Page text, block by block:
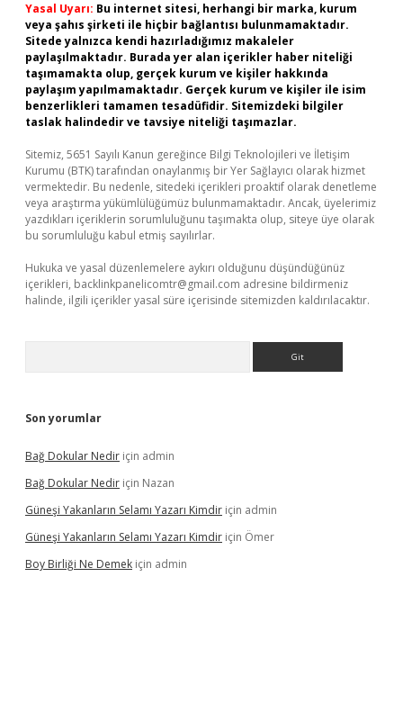
Yasal Uyarı: Bu internet sitesi, herhangi bir marka, kurum
veya şahıs şirketi ile hiçbir bağlantısı bulunmamaktadır.
Sitede yalnızca kendi hazırladığımız makaleler
paylaşılmaktadır. Burada yer alan içerikler haber niteliği
taşımamakta olup, gerçek kurum ve kişiler hakkında
paylaşım yapılmamaktadır. Gerçek kurum ve kişiler ile isim
benzerlikleri tamamen tesadüfidir. Sitemizdeki bilgiler
taslak halindedir ve tavsiye niteliği taşımazlar.
Sitemiz, 5651 Sayılı Kanun gereğince Bilgi Teknolojileri ve İletişim
Kurumu (BTK) tarafından onaylanmış bir Yer Sağlayıcı olarak hizmet
vermektedir. Bu nedenle, sitedeki içerikleri proaktif olarak denetleme
veya araştırma yükümlülüğümüz bulunmamaktadır. Ancak, üyelerimiz
yazdıkları içeriklerin sorumluluğunu taşımakta olup, siteye üye olarak
bu sorumluluğu kabul etmiş sayılırlar.
Hukuka ve yasal düzenlemelere aykırı olduğunu düşündüğünüz
içerikleri, backlinkpanelicomtr@gmail.com adresine bildirmeniz
halinde, ilgili içerikler yasal süre içerisinde sitemizden kaldırılacaktır.
Son yorumlar
Bağ Dokular Nedir için admin
Bağ Dokular Nedir için Nazan
Güneşi Yakanların Selamı Yazarı Kimdir için admin
Güneşi Yakanların Selamı Yazarı Kimdir için Ömer
Boy Birliği Ne Demek için admin